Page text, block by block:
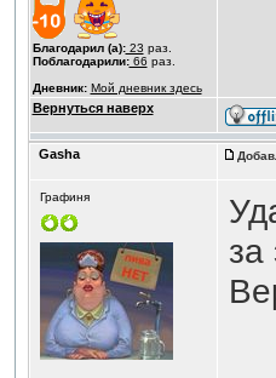
Благодарил (а):23 раз.
Поблагодарили:66 раз.
Дневник: Мой дневник здесь
Вернуться наверх
Gasha
Графиня
за